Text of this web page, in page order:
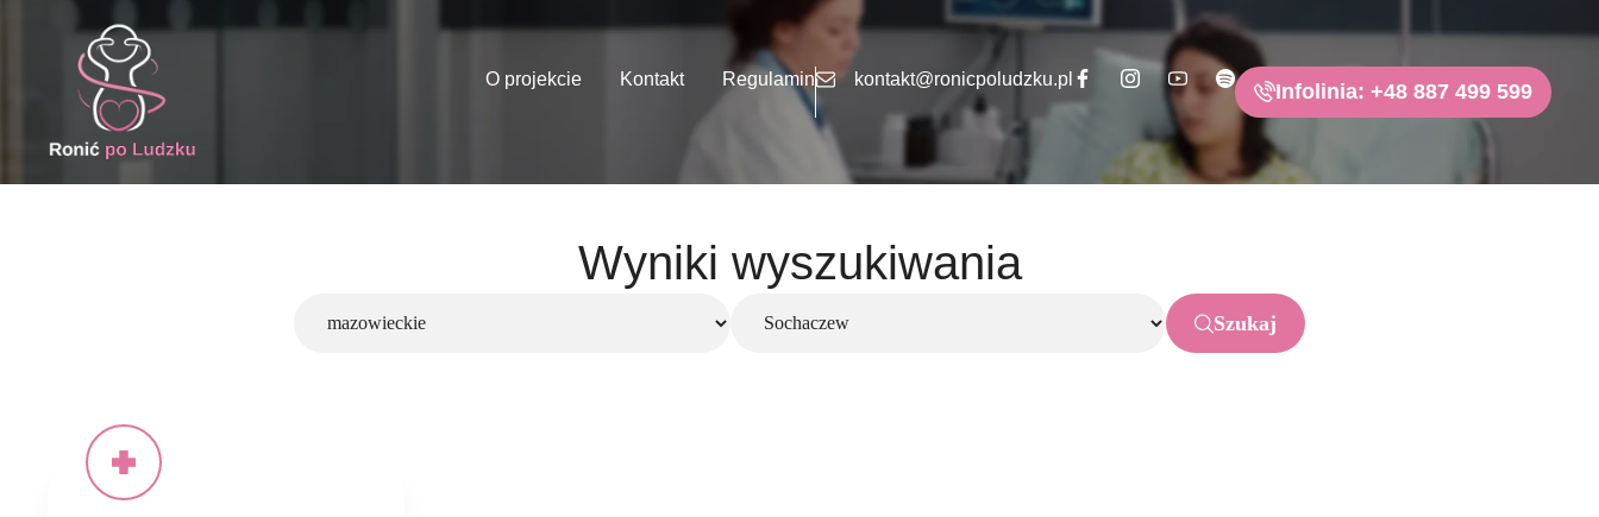
O projekcie Kontakt Regulamin kontakt@ronicpoludzku.pl
Infolinia: +48 887 499 599
Wyniki wyszukiwania
Szukaj